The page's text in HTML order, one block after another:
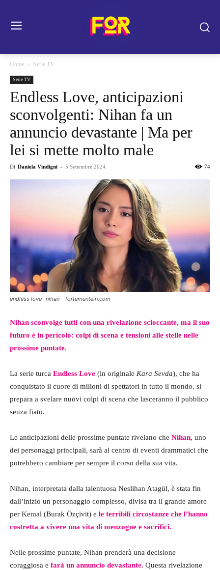
Home Serie TV
Serie TV
Endless Love, anticipazioni
sconvolgenti: Nihan fa un
annuncio devastante | Ma per
lei si mette molto male
Di Daniela Vindigni - 5 Settembre 2024 74
endless love -nihan – fortementein.com
Nihan sconvolge tutti con una rivelazione scioccante, ma il suo
futuro è in pericolo: colpi di scena e tensioni alle stelle nelle
prossime puntate.
La serie turca Endless Love (in originale Kara Sevda), che ha
conquistato il cuore di milioni di spettatori in tutto il mondo, si
prepara a svelare nuovi colpi di scena che lasceranno il pubblico
senza fiato.
Le anticipazioni delle prossime puntate rivelano che Nihan, uno
dei personaggi principali, sarà al centro di eventi drammatici che
potrebbero cambiare per sempre il corso della sua vita.
Nihan, interpretata dalla talentuosa Neslihan Atagül, è stata fin
dall’inizio un personaggio complesso, divisa tra il grande amore
per Kemal (Burak Özçivit) e le terribili circostanze che l’hanno
costretta a vivere una vita di menzogne e sacrifici.
Nelle prossime puntate, Nihan prenderà una decisione
coraggiosa e farà un annuncio devastante. Questa rivelazione